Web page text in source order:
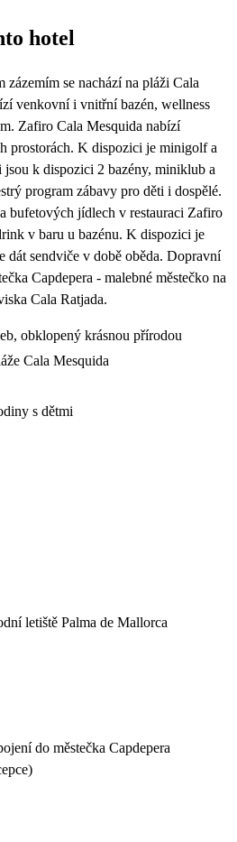
hotel
se nachází na pláži Cala
venkovní i vnitřní bazén, wellness
Zafiro Cala Mesquida nabízí
prostorách. K dispozici je minigolf a
jsou k dispozici 2 bazény, miniklub a
program zábavy pro děti i dospělé.
bufetových jídlech v restauraci Zafiro
v baru u bazénu. K dispozici je
dát sendviče v době oběda. Dopravní
Capdepera - malebné městečko na
Cala Ratjada.
obklopený krásnou přírodou
Cala Mesquida
s dětmi
letiště Palma de Mallorca
do městečka Capdepera